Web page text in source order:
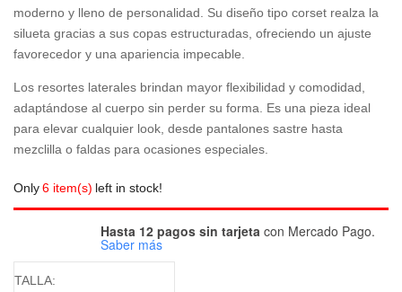
moderno y lleno de personalidad. Su diseño tipo corset realza la
silueta gracias a sus copas estructuradas, ofreciendo un ajuste
favorecedor y una apariencia impecable.
Los resortes laterales brindan mayor flexibilidad y comodidad,
adaptándose al cuerpo sin perder su forma. Es una pieza ideal
para elevar cualquier look, desde pantalones sastre hasta
mezclilla o faldas para ocasiones especiales.
Only6 item(s) left in stock!
Hasta 12 pagos sin tarjetacon Mercado Pago.
Saber más
TALLA